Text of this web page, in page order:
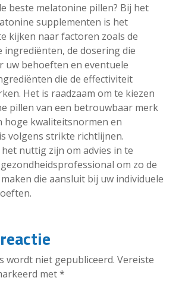
beste melatonine pillen? Bij het
supplementen is het
kijken naar factoren zoals de
ingrediënten, de dosering die
uw behoeften en eventuele
die de effectiviteit
Het is raadzaam om te kiezen
pillen van een betrouwbaar merk
hoge kwaliteitsnormen en
volgens strikte richtlijnen.
nuttig zijn om advies in te
om zo de
die aansluit bij uw individuele
wordt niet gepubliceerd. Vereiste
met*